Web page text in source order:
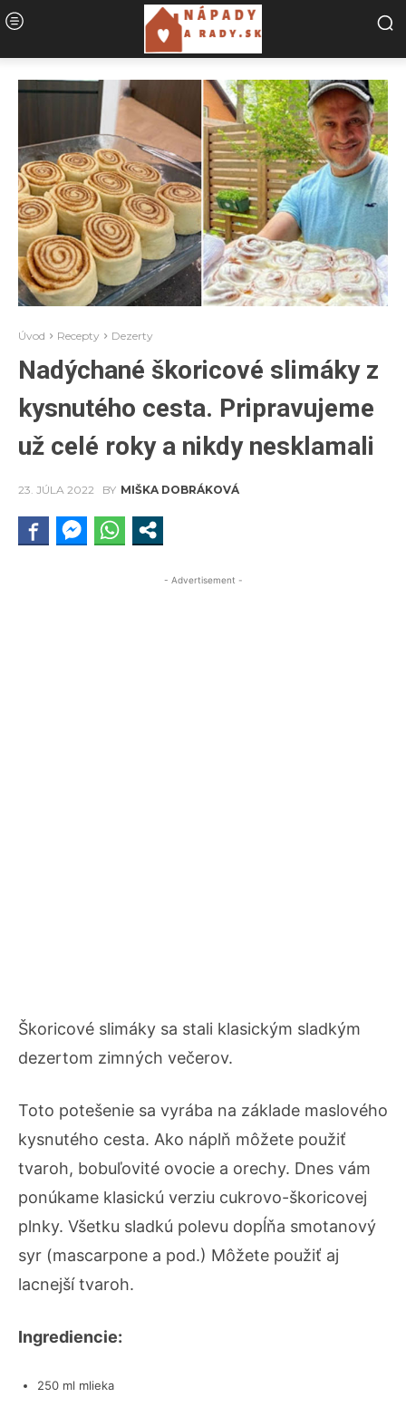
Úvod Recepty Dezerty
Nadýchané škoricové slimáky z
kysnutého cesta. Pripravujeme
už celé roky a nikdy nesklamali
23. JÚLA 2022 BY MIŠKA DOBRÁKOVÁ
- Advertisement -
Škoricové slimáky sa stali klasickým sladkým
dezertom zimných večerov.
Toto potešenie sa vyrába na základe maslového
kysnutého cesta. Ako náplň môžete použiť
tvaroh, bobuľovité ovocie a orechy. Dnes vám
ponúkame klasickú verziu cukrovo-škoricovej
plnky. Všetku sladkú polevu dopĺňa smotanový
syr (mascarpone a pod.) Môžete použiť aj
lacnejší tvaroh.
Ingrediencie:
250 ml mlieka